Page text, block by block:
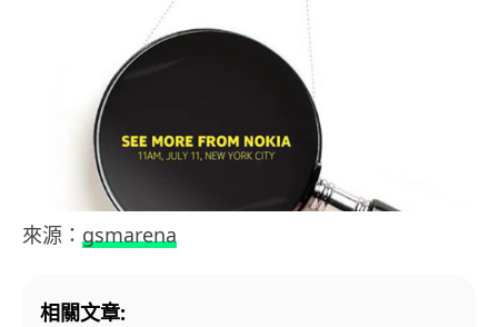
來源： gsmarena
相關文章: